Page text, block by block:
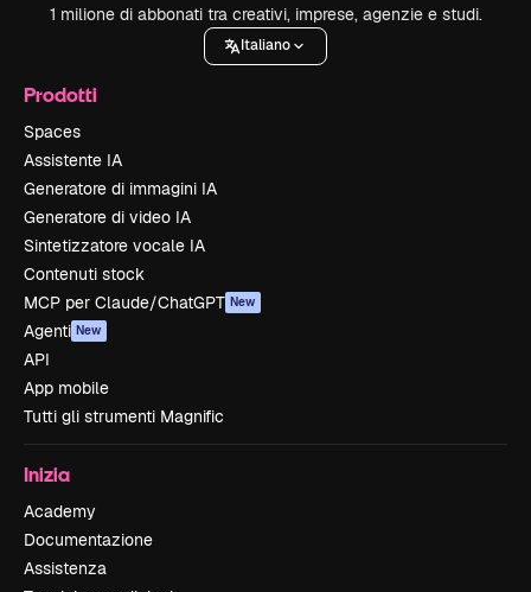
1 milione di abbonati tra creativi, imprese, agenzie e studi.
Italiano
Prodotti
Spaces
Assistente IA
Generatore di immagini IA
Generatore di video IA
Sintetizzatore vocale IA
Contenuti stock
MCP per Claude/ChatGPT New
Agenti New
API
App mobile
Tutti gli strumenti Magnific
Inizia
Academy
Documentazione
Assistenza